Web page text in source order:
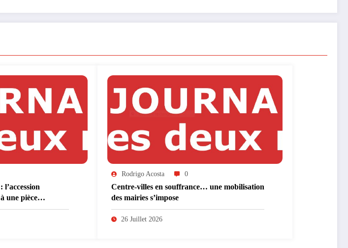
une pièce
Rodrigo Acosta 0
Centre-villes en souffrance… une mobilisation
des mairies s’impose
26 Juillet 2026